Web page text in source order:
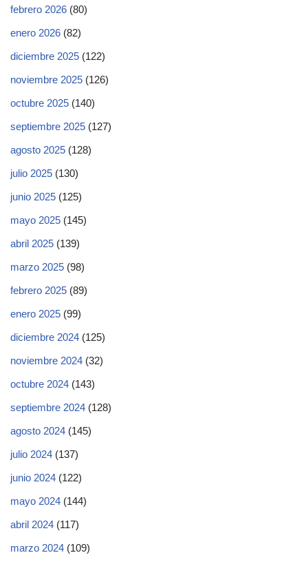
febrero 2026 (80)
enero 2026 (82)
diciembre 2025 (122)
noviembre 2025 (126)
octubre 2025 (140)
septiembre 2025 (127)
agosto 2025 (128)
julio 2025 (130)
junio 2025 (125)
mayo 2025 (145)
abril 2025 (139)
marzo 2025 (98)
febrero 2025 (89)
enero 2025 (99)
diciembre 2024 (125)
noviembre 2024 (32)
octubre 2024 (143)
septiembre 2024 (128)
agosto 2024 (145)
julio 2024 (137)
junio 2024 (122)
mayo 2024 (144)
abril 2024 (117)
marzo 2024 (109)